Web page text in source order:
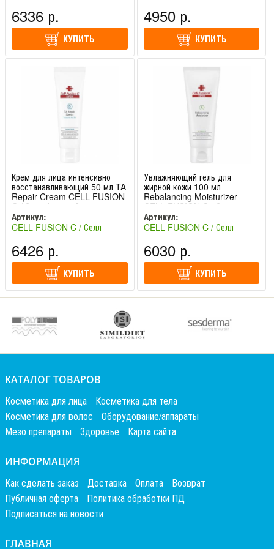
6336 р.
КУПИТЬ
4950 р.
КУПИТЬ
Крем для лица интенсивно
восстанавливающий 50 мл TA
Repair Cream CELL FUSION
C / Селл Фьюжн Си
Артикул:
CELL FUSION C / Селл
6426 р.
КУПИТЬ
Увлажняющий гель для
жирной кожи 100 мл
Rebalancing Moisturizer
CELL FUSION C / Селл
Фьюжн Си
Артикул:
CELL FUSION C / Селл
6030 р.
КУПИТЬ
КАТАЛОГ ТОВАРОВ
Косметика для лица
Косметика для тела
Косметика для волос
Оборудование/аппараты
Мезо препараты
Здоровье Карта сайта
ИНФОРМАЦИЯ
Как сделать заказ Доставка Оплата
Возврат
Публичная оферта
Политика обработки ПД
Подписаться на новости
ГЛАВНАЯ